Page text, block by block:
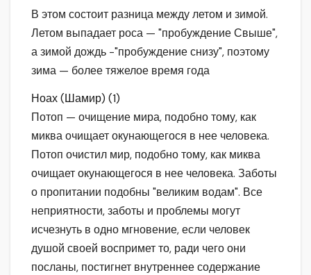
В этом состоит разница между летом и зимой.
Летом выпадает роса — "пробуждение Свыше",
а зимой дождь -"пробуждение снизу", поэтому
зима — более тяжелое время года
Ноах (Шамир) (1)
Потоп — очищение мира, подобно тому, как
миква очищает окунающегося в нее человека.
Потоп очистил мир, подобно тому, как миква
очищает окунающегося в нее человека. Заботы
о пропитании подобны "великим водам". Все
неприятности, заботы и проблемы могут
исчезнуть в одно мгновение, если человек
душой своей воспримет то, ради чего они
посланы, постигнет внутреннее содержание